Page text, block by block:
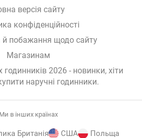
версія сайту
конфіденційності
й побажання щодо сайту
Магазинам
годинників 2026 - новинки, хіти
наручні годинники.
Ми в інших країнах
Британія США Польща